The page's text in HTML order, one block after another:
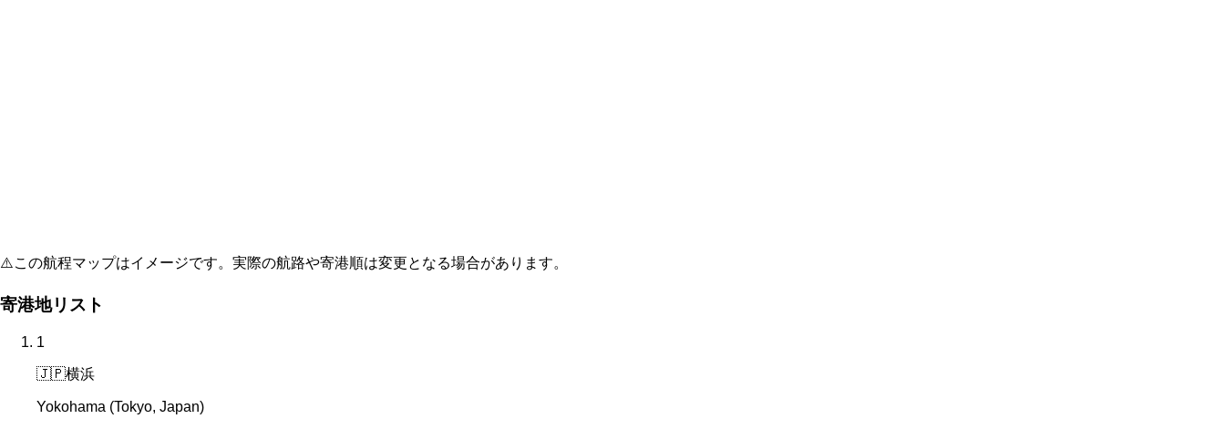
⚠️この航程マップはイメージです。実際の航路や寄港順は変更となる場合があります。
寄港地リスト
1
🇯🇵横浜
Yokohama (Tokyo, Japan)